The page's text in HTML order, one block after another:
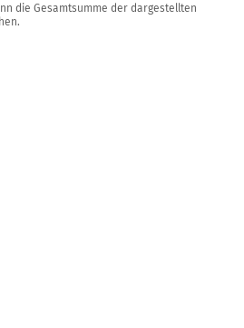
die Gesamtsumme der dargestellten